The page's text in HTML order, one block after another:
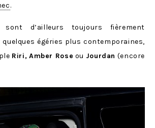
.
sont d’ailleurs toujours fièrement
égéries plus contemporaines,
Riri, Amber Rose ou Jourdan (encore